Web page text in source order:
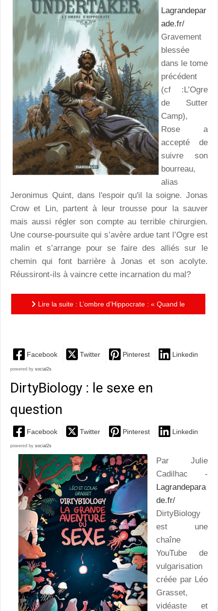
Lagrandepar
ade.fr/
Gravement
blessée
dans le tome
précédent
(cf :L’Ogre
de Sutter
Camp),
Rose a
accepté de
suivre son
bourreau,
alias
Jeronimus Quint, dans l'espoir qu'il la soigne. Jonas
Crow et Lin, partent à leur trousse pour la sauver
mais aussi régler son compte au terrible chirurgien.
Une course-poursuite qui s’avère ardue tant l’Ogre est
malin et s’arrange pour se faire des alliés sur le
chemin qui font barrière à Jonas et son acolyte.
Réussiront-ils à vaincre cette incarnation du mal?
Lire la suite : L’ombre d’Hippocrate : « Quand le
Facebook Twitter Pinterest Linkedin
powered by social2s
DirtyBiology : le sexe en
question
Facebook Twitter Pinterest Linkedin
powered by social2s
Par Julie
Cadilhac -
Lagrandepara
de.fr/
DirtyBiology
est une
chaîne
YouTube de
vulgarisation
créée par Léo
Grasset,
vidéaste et